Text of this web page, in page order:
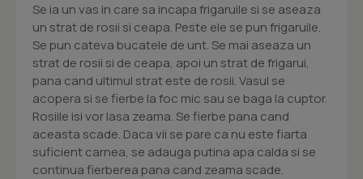
Se ia un vas in care sa incapa frigaruile si se aseaza
un strat de rosii si ceapa. Peste ele se pun frigaruile.
Se pun cateva bucatele de unt. Se mai aseaza un
strat de rosii si de ceapa, apoi un strat de frigarui,
pana cand ultimul strat este de rosii. Vasul se
acopera si se fierbe la foc mic sau se baga la cuptor.
Rosiile isi vor lasa zeama. Se fierbe pana cand
aceasta scade. Daca vii se pare ca nu este fiarta
suficient carnea, se adauga putina apa calda si se
continua fierberea pana cand zeama scade.